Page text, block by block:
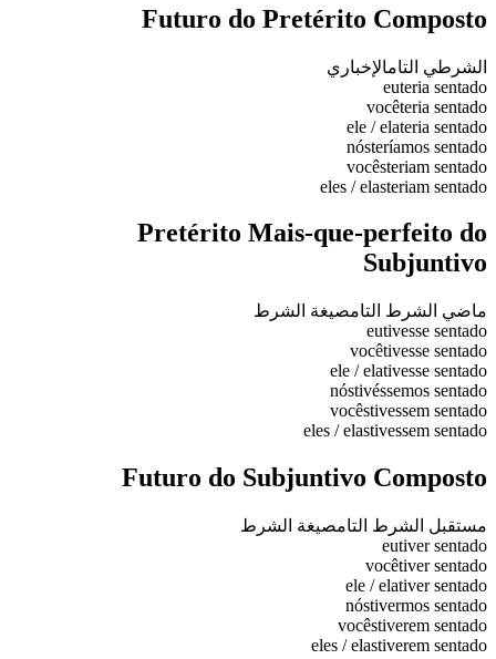
Futuro do Pretérito Composto
الشرطي التامالإخباري
euteria sentado
vocêteria sentado
ele / elateria sentado
nósteríamos sentado
vocêsteriam sentado
eles / elasteriam sentado
Pretérito Mais-que-perfeito do
Subjuntivo
ماضي الشرط التامصيغة الشرط
eutivesse sentado
vocêtivesse sentado
ele / elativesse sentado
nóstivéssemos sentado
vocêstivessem sentado
eles / elastivessem sentado
Futuro do Subjuntivo Composto
مستقبل الشرط التامصيغة الشرط
eutiver sentado
vocêtiver sentado
ele / elativer sentado
nóstivermos sentado
vocêstiverem sentado
eles / elastiverem sentado